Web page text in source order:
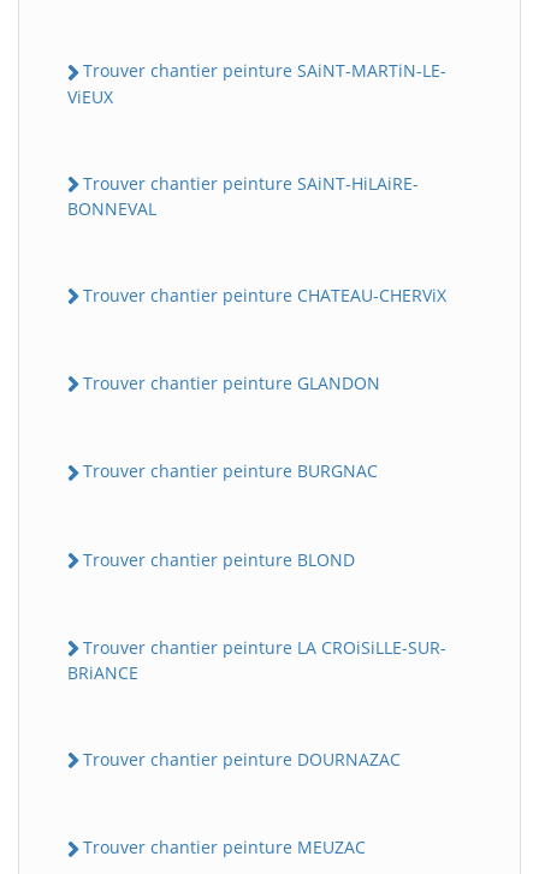
Trouver chantier peinture SAiNT-MARTiN-LE-
ViEUX
Trouver chantier peinture SAiNT-HiLAiRE-
BONNEVAL
Trouver chantier peinture CHATEAU-CHERViX
Trouver chantier peinture GLANDON
Trouver chantier peinture BURGNAC
Trouver chantier peinture BLOND
Trouver chantier peinture LA CROiSiLLE-SUR-
BRiANCE
Trouver chantier peinture DOURNAZAC
Trouver chantier peinture MEUZAC